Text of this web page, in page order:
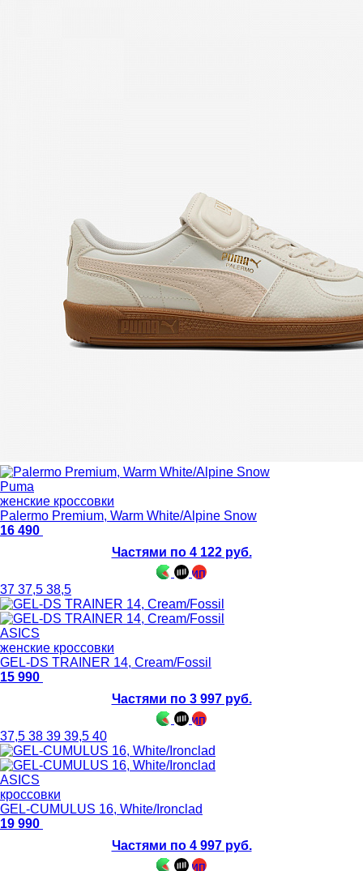
Puma
женские кроссовки
Palermo Premium, Warm White/Alpine Snow
16 490
Частями по 4 122 руб.
37 37,5 38,5
ASICS
женские кроссовки
GEL-DS TRAINER 14, Cream/Fossil
15 990
Частями по 3 997 руб.
37,5 38 39 39,5 40
ASICS
кроссовки
GEL-CUMULUS 16, White/Ironclad
19 990
Частями по 4 997 руб.